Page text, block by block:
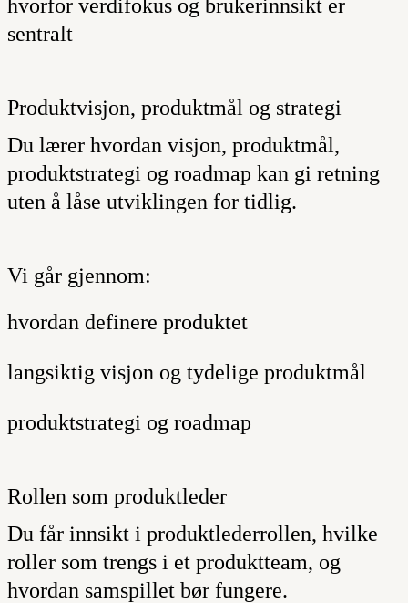
hvorfor verdifokus og brukerinnsikt er
sentralt
Produktvisjon, produktmål og strategi
Du lærer hvordan visjon, produktmål,
produktstrategi og roadmap kan gi retning
uten å låse utviklingen for tidlig.
Vi går gjennom:
hvordan definere produktet
langsiktig visjon og tydelige produktmål
produktstrategi og roadmap
Rollen som produktleder
Du får innsikt i produktlederrollen, hvilke
roller som trengs i et produktteam, og
hvordan samspillet bør fungere.